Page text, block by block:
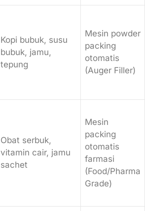
Kopi bubuk, susu
bubuk, jamu,
tepung
Mesin powder
packing
otomatis
(Auger Filler)
Obat serbuk,
vitamin cair, jamu
sachet
Mesin
packing
otomatis
farmasi
(Food/Pharma
Grade)